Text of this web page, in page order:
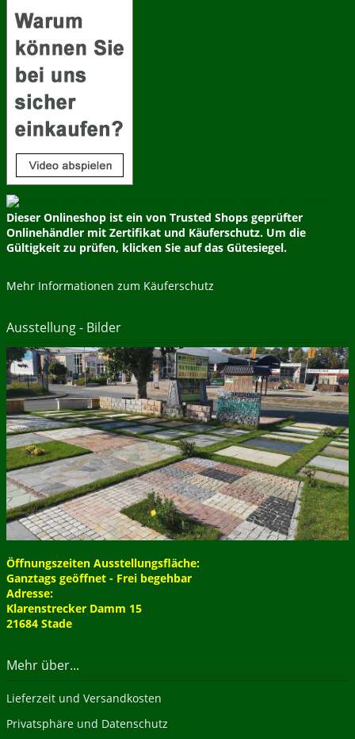
Dieser Onlineshop ist ein von Trusted Shops geprüfter
Onlinehändler mit Zertifikat und Käuferschutz. Um die
Gültigkeit zu prüfen, klicken Sie auf das Gütesiegel.
Mehr Informationen zum Käuferschutz
Ausstellung - Bilder
Öffnungszeiten Ausstellungsfläche:
Ganztags geöffnet - Frei begehbar
Adresse:
Klarenstrecker Damm 15
21684 Stade
Mehr über...
Lieferzeit und Versandkosten
Privatsphäre und Datenschutz